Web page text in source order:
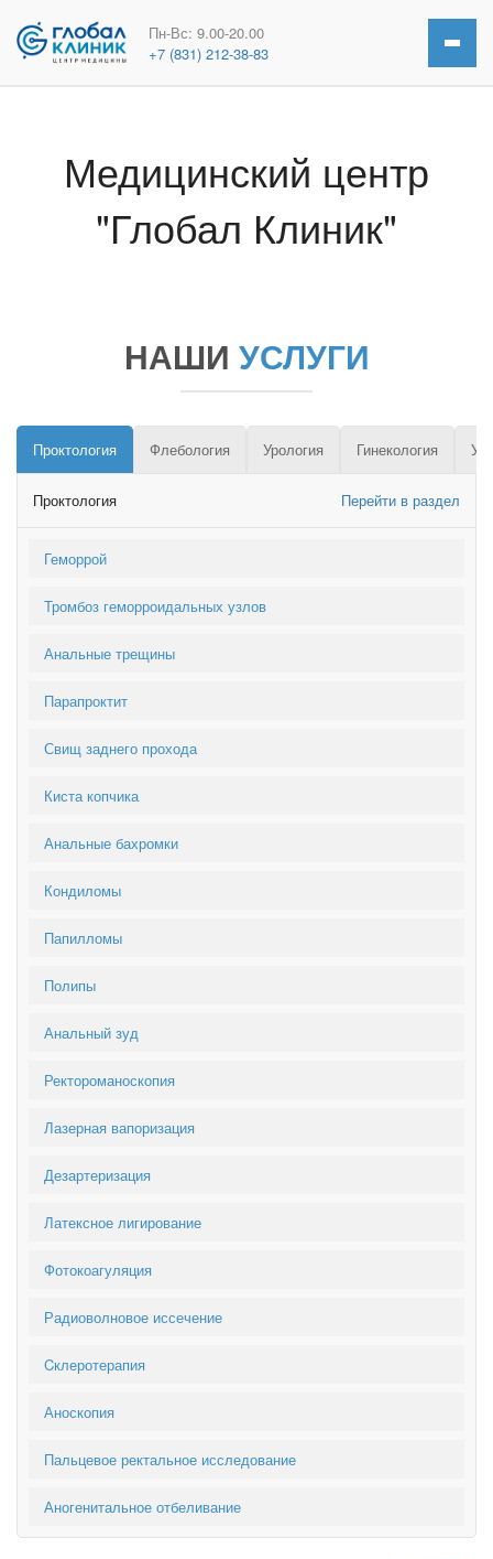
Пн-Вс: 9.00-20.00
+7 (831) 212-38-83
Медицинский центр
"Глобал Клиник"
НАШИ УСЛУГИ
Проктология Флебология Урология Гинекология
Проктология Перейти в раздел
Геморрой
Тромбоз геморроидальных узлов
Анальные трещины
Парапроктит
Свищ заднего прохода
Киста копчика
Анальные бахромки
Кондиломы
Папилломы
Полипы
Анальный зуд
Ректороманоскопия
Лазерная вапоризация
Дезартеризация
Латексное лигирование
Фотокоагуляция
Радиоволновое иссечение
Cклеротерапия
Аноскопия
Пальцевое ректальное исследование
Аногенитальное отбеливание